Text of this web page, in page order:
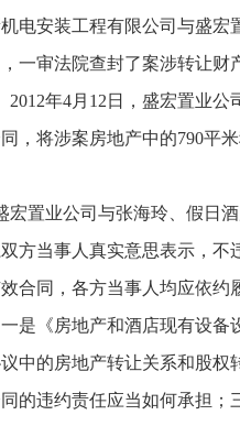
电安装工程有限公司与盛宏
一审法院查封了案涉转让财
2012年4月12日，盛宏置业公
，将涉案房地产中的790平
宏置业公司与张海玲、假日
方当事人真实意思表示，不
合同，各方当事人均应依约
是《房地产和酒店现有设备
中的房地产转让关系和股权
的违约责任应当如何承担；